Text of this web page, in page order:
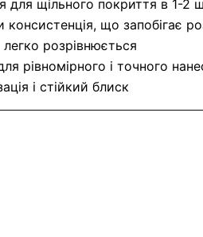
для щільного покриття в 1-2
консистенція, що запобігає
розрівнюється
рівномірного і точного
і стійкий блиск